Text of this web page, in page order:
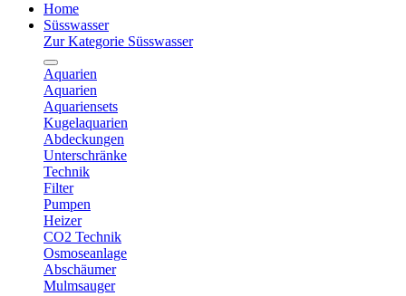
Home
Süsswasser
Zur Kategorie Süsswasser
Aquarien
Aquarien
Aquariensets
Kugelaquarien
Abdeckungen
Unterschränke
Technik
Filter
Pumpen
Heizer
CO2 Technik
Osmoseanlage
Abschäumer
Mulmsauger